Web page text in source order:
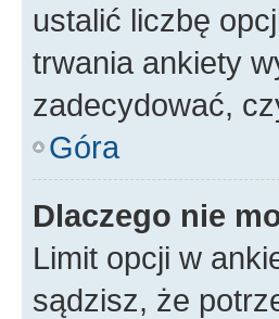
ustalić liczbę
trwania ankiety
zadecydować,
Góra
Dlaczego nie
Limit opcji w
sądzisz, że